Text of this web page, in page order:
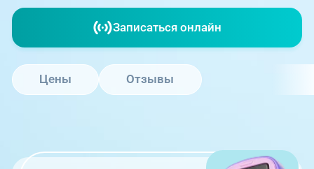
+7 (351) 220-00-03
Записаться онлайн
Цены Отзывы